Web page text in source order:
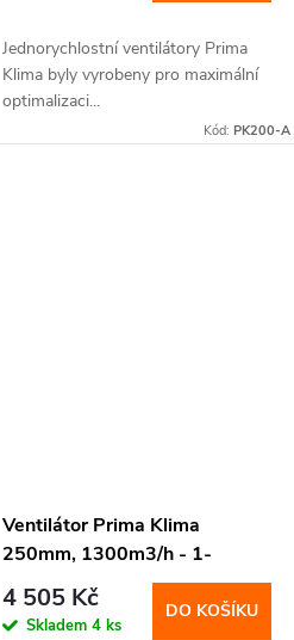
Jednorychlostní ventilátory Prima
Klima byly vyrobeny pro maximální
optimalizaci...
Kód: PK200-A
Ventilátor Prima Klima
250mm, 1300m3/h - 1-
rychlostní
4 505 Kč
Skladem4 ks
DO KOŠÍKU